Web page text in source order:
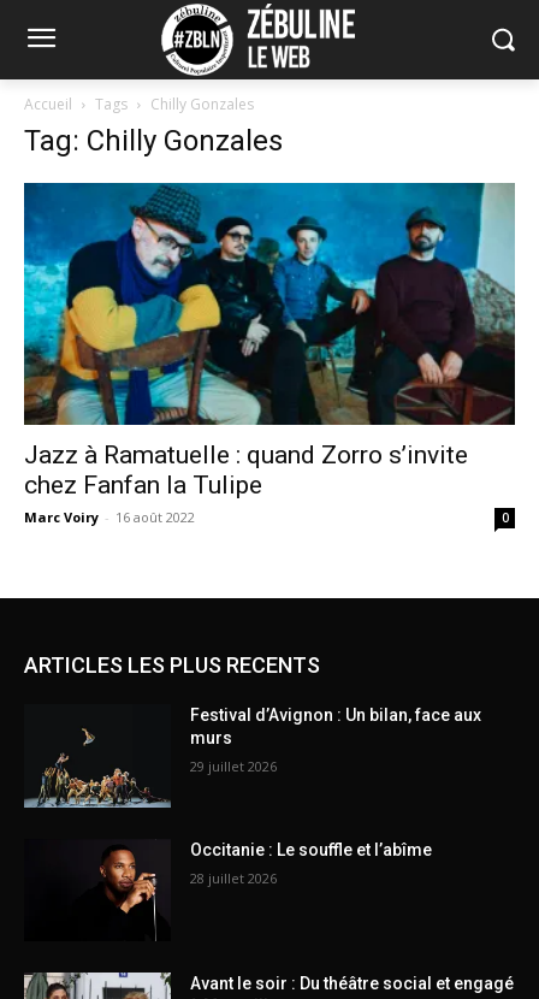
Accueil Tags Chilly Gonzales
Tag: Chilly Gonzales
Jazz à Ramatuelle : quand Zorro s’invite
chez Fanfan la Tulipe
Marc Voiry - 16 août 2022 0
ARTICLES LES PLUS RECENTS
Festival d’Avignon : Un bilan, face aux
murs
29 juillet 2026
Occitanie : Le souffle et l’abîme
28 juillet 2026
Avant le soir : Du théâtre social et engagé